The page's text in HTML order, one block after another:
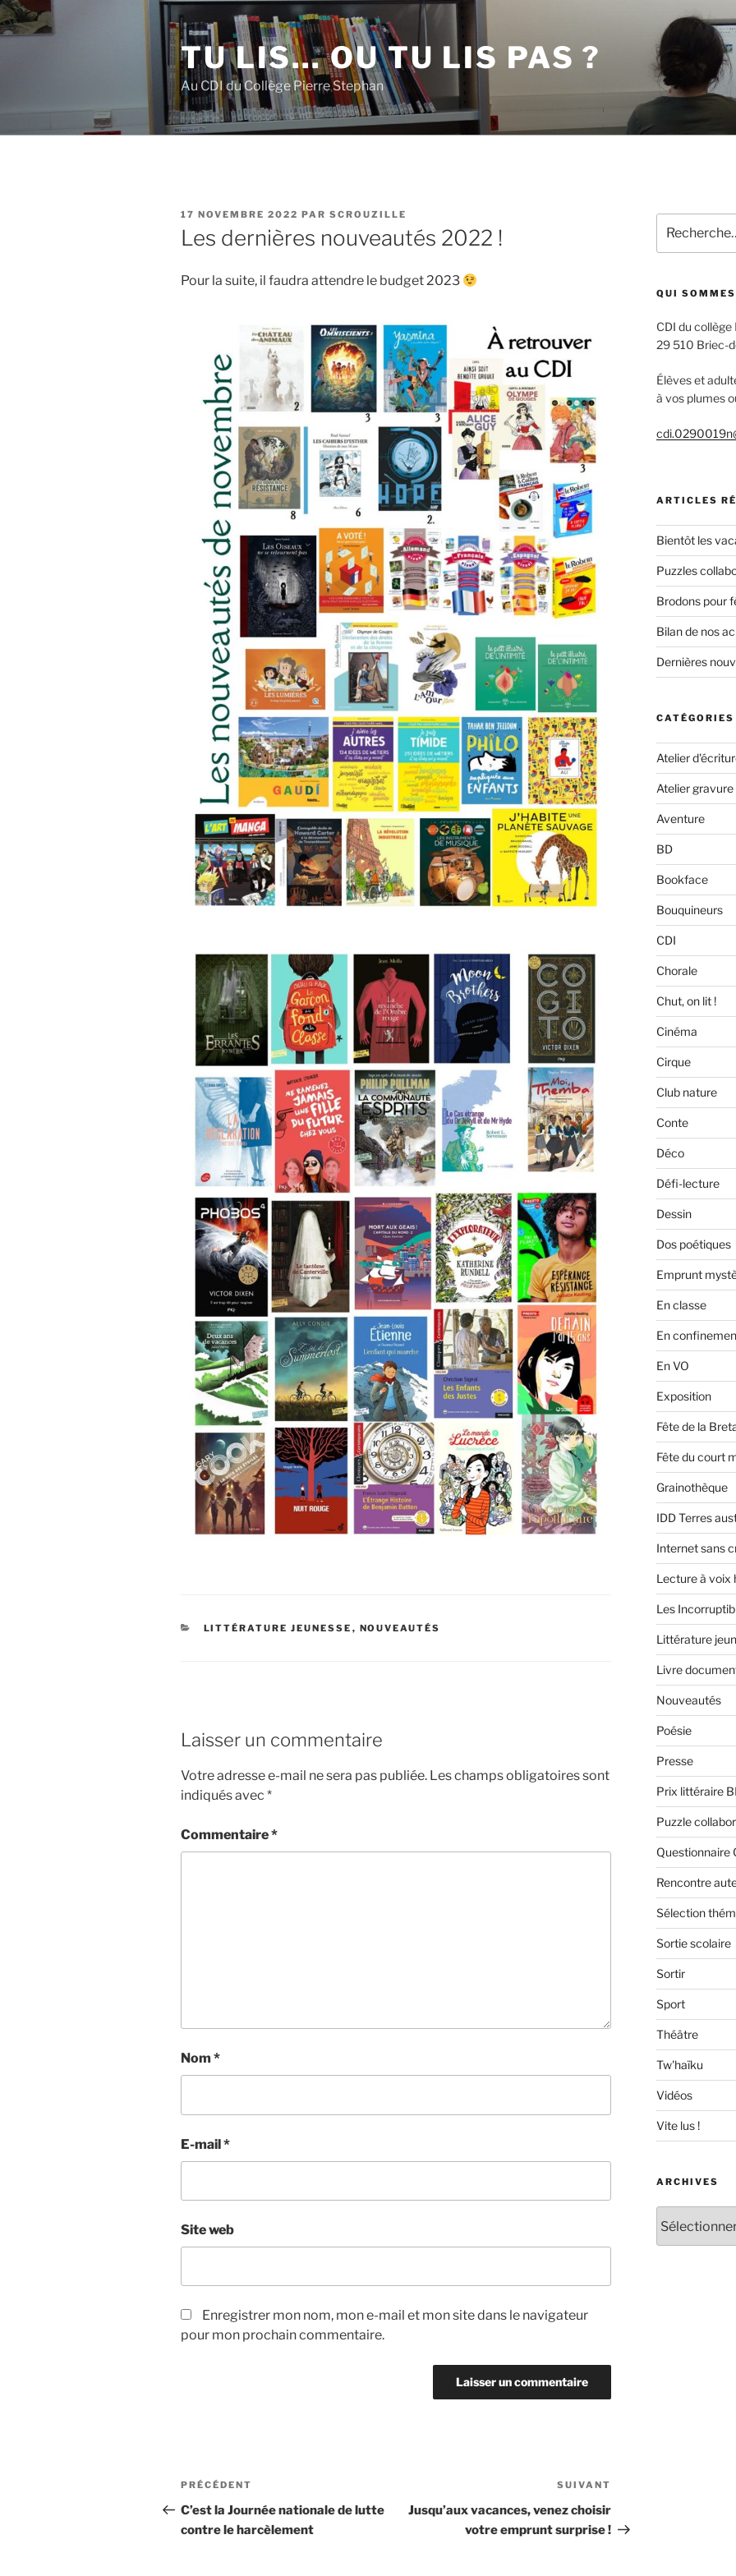
Aller
au
TU LIS… OU TU LIS PAS ?
Au CDI du Collège Pierre Stephan
PUBLIÉ
LE
17 NOVEMBRE 2022 PAR SCROUZILLE
Les dernières nouveautés 2022 !
Pour la suite, il faudra attendre le budget 2023
CATÉGORIES
LITTÉRATURE JEUNESSE , NOUVEAUTÉS
Laisser un commentaire
Votre adresse e-mail ne sera pas publiée. Les champs obligatoires sont
indiqués avec *
Commentaire*
Nom *
E-mail*
Site web
Enregistrer mon nom, mon e-mail et mon site dans le navigateur
pour mon prochain commentaire.
Navigation
de
l’article
Article
précédent
PRÉCÉDENT
C’est la Journée nationale de lutte
contre le harcèlement
suivant
SUIVANT
Jusqu’aux vacances, venez choisir
votre emprunt surprise !
pour
:
QUI
CDI du
29 510 Briec-
Élèves et
à vos plumes
ARTICLES
Bientôt les
Puzzles
Brodons pour
Bilan de nos
Dernières
CATÉGORIES
Atelier
Atelier gravure
Aventure
BD
Bookface
Bouquineurs
CDI
Chorale
Chut, on lit !
Cinéma
Cirque
Club nature
Conte
Déco
Défi-lecture
Dessin
Dos poétiques
Emprunt
En classe
En
En VO
Exposition
Fête de la
Fête du court
Grainothèque
IDD Terres
Internet sans
Lecture à voix
Les
Littérature
Livre
Nouveautés
Poésie
Presse
Prix littéraire
Puzzle
Questionnaire
Rencontre
Sélection
Sortie scolaire
Sortir
Sport
Théâtre
Tw'haïku
Vidéos
Vite lus !
ARCHIVES